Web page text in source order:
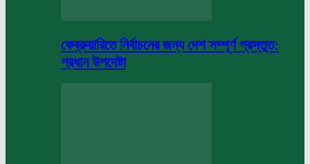
ফেব্রুয়ারিতে নির্বাচনের জন্য দেশ সম্পূর্ণ প্রস্তুত:
প্রধান উপদেষ্টা